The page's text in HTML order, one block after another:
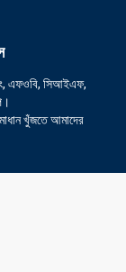
এফওবি, সিআইএফ,
খুঁজতে আমাদের